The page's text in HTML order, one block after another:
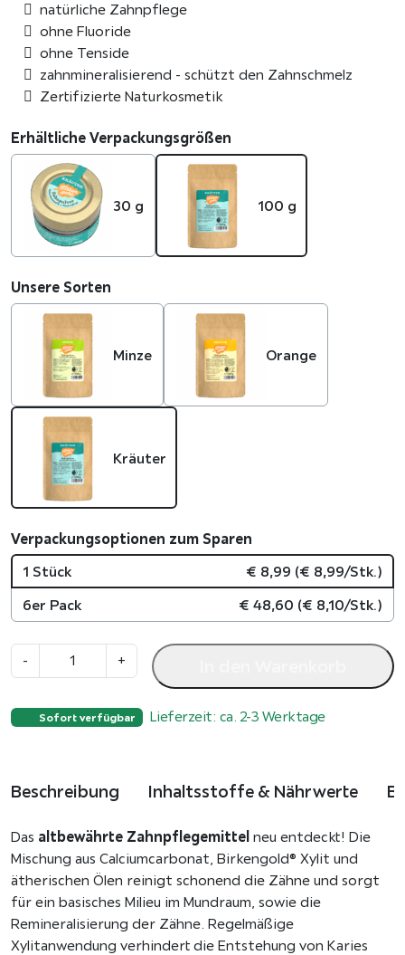
natürliche Zahnpflege
ohne Fluoride
ohne Tenside
zahnmineralisierend - schützt den Zahnschmelz
Zertifizierte Naturkosmetik
Erhältliche Verpackungsgrößen
30 g 100 g
Unsere Sorten
Minze Orange
Kräuter
Verpackungsoptionen zum Sparen
1 Stück
€ 8,99 (€ 8,99/Stk.)
6er Pack
€ 48,60 (€ 8,10/Stk.)
-
a
n
l
+
Sofort verfügbar Lieferzeit: ca. 2-3 Werktage
Beschreibung Inhaltsstoffe & Nährwerte
Das altbewährte Zahnpflegemittel neu entdeckt! Die
Mischung aus Calciumcarbonat, Birkengold® Xylit und
ätherischen Ölen reinigt schonend die Zähne und sorgt
für ein basisches Milieu im Mundraum, sowie die
Remineralisierung der Zähne. Regelmäßige
Xylitanwendung verhindert die Entstehung von Karies